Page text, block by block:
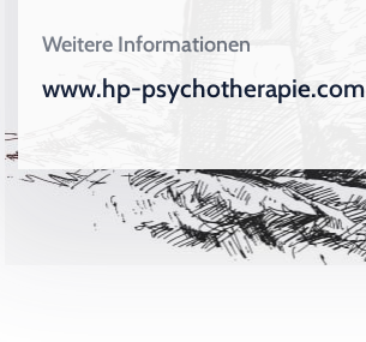
Weitere Informationen
www.hp-psychotherapie.com